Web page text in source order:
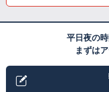
平日夜の
まずは